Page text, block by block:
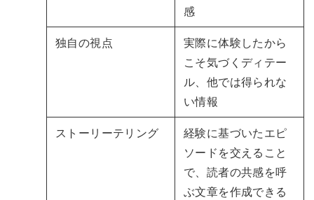
感
独自の視点
実際に体験したから
こそ気づくディテー
ル、他では得られな
い情報
ストーリーテリング
経験に基づいたエピ
ソードを交えること
で、読者の共感を呼
ぶ文章を作成できる